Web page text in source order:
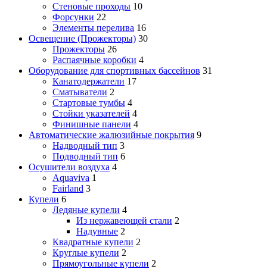
Стеновые проходы 10
Форсунки 22
Элементы перелива 16
Освещение (Прожекторы) 30
Прожекторы 26
Распаячные коробки 4
Оборудование для спортивных бассейнов 31
Канатодержатели 17
Сматыватели 2
Стартовые тумбы 4
Стойки указателей 4
Финишные панели 4
Автоматические жалюзийные покрытия 9
Надводный тип 3
Подводный тип 6
Осушители воздуха 4
Aquaviva 1
Fairland 3
Купели 6
Ледяные купели 4
Из нержавеющей стали 2
Надувные 2
Квадратные купели 2
Круглые купели 2
Прямоугольные купели 2